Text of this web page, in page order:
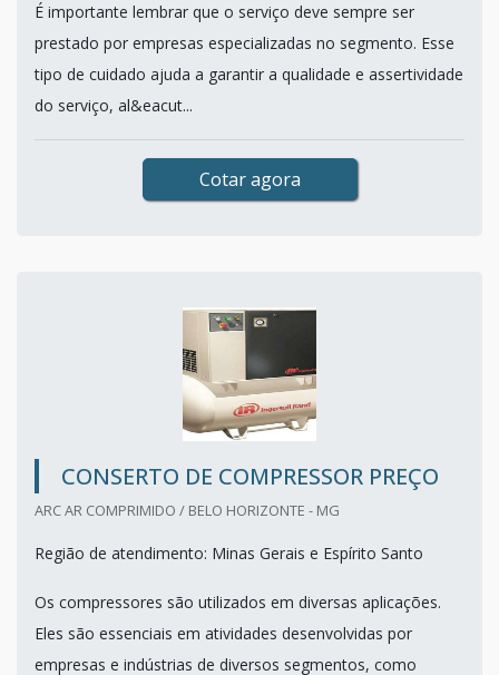
É importante lembrar que o serviço deve sempre ser
prestado por empresas especializadas no segmento. Esse
tipo de cuidado ajuda a garantir a qualidade e assertividade
do serviço, al&eacut...
Cotar agora
CONSERTO DE COMPRESSOR PREÇO
ARC AR COMPRIMIDO / BELO HORIZONTE - MG
Região de atendimento: Minas Gerais e Espírito Santo
Os compressores são utilizados em diversas aplicações.
Eles são essenciais em atividades desenvolvidas por
empresas e indústrias de diversos segmentos, como